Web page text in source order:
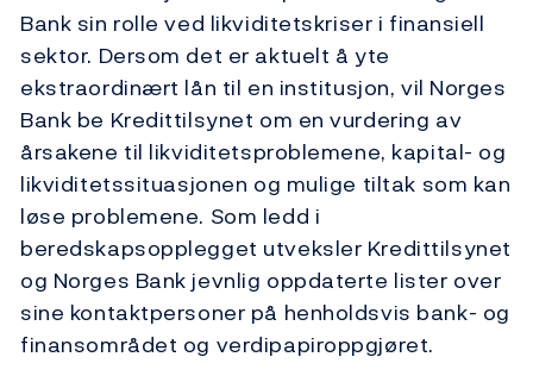
Bank sin rolle ved likviditetskriser i finansiell
sektor. Dersom det er aktuelt å yte
ekstraordinært lån til en institusjon, vil Norges
Bank be Kredittilsynet om en vurdering av
årsakene til likviditetsproblemene, kapital- og
likviditetssituasjonen og mulige tiltak som kan
løse problemene. Som ledd i
beredskapsopplegget utveksler Kredittilsynet
og Norges Bank jevnlig oppdaterte lister over
sine kontaktpersoner på henholdsvis bank- og
finansområdet og verdipapiroppgjøret.